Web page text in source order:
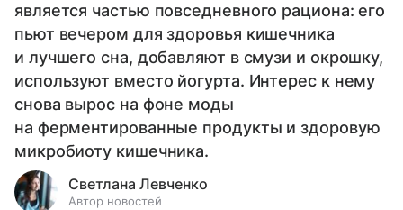
является частью повседневного рациона: его
пьют вечером для здоровья кишечника
и лучшего сна, добавляют в смузи и окрошку,
используют вместо йогурта. Интерес к нему
снова вырос на фоне моды
на ферментированные продукты и здоровую
микробиоту кишечника.
Светлана Левченко
Автор новостей